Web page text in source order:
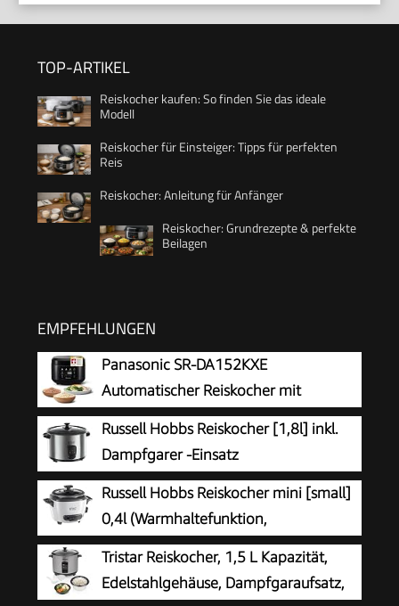
TOP-ARTIKEL
Reiskocher kaufen: So finden Sie das ideale
Modell
Reiskocher für Einsteiger: Tipps für perfekten
Reis
Reiskocher: Anleitung für Anfänger
Reiskocher: Grundrezepte & perfekte
Beilagen
EMPFEHLUNGEN
Panasonic SR-DA152KXE
Automatischer Reiskocher mit
Dampfgarer, 1,5 Liter, 8 Tassen, Fuzzy-
Logik, Wasserverhältnisanzeige, BPA-frei,
Warmhalten, Startverzögerung,
spülmaschinengeeignete Teile, schwarz
Russell Hobbs Reiskocher [1,8l] inkl.
Dampfgarer -Einsatz
(Warmhaltefunktion,
antihaftbeschichteter Gartopf, Reislöffel &
Messbecher, Edelstahl, Glas-Deckel, Schongarer
für Gemüse & Fisch etc)19750-56
Russell Hobbs Reiskocher mini [small]
0,4l (Warmhaltefunktion,
antihaftbeschichteter Gartopf, Reislöffel &
Messbecher, ideal auch für Quinoa & Couscous,
Reiswärmer) 27020-56
Tristar Reiskocher, 1,5 L Kapazität,
Edelstahlgehäuse, Dampfgaraufsatz,